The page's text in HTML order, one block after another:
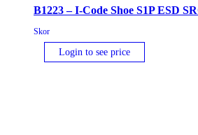
B1223 – I-Code Shoe S1P ESD
Skor
Login to see price